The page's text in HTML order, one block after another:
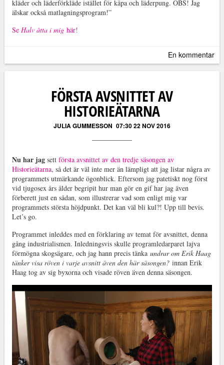
kläder och läderförkläde istället för kåpa och läderpung. OBS! Jag
älskar också matlagningsprogram!”
SeHalv åtta i mighär!
En kommentar
FÖRSTA AVSNITTET AV
HISTORIEÄTARNA
JULIA GUMMESSON 07:30 22 NOV 2016
Nu har jagsett första avsnittet av den tredje säsongen av
Historieätarna, så det är väl inte mer än lämpligt att jag listar några av
programmets utmärkande ögonblick. Eftersom jag patetiskt nog först
vid tjugosex års ålder begripit hur man gör en gif har jag även
förberett just en sådan, som illustrerar vad som enligt mig var
programmets största höjdpunkt. Det kan väl bli kul?! Upp till bevis.
Let’s go.
Programmet inleddes med en förklaring av temat för avsnittet, denna
gång industrialismen. Inledningsvis skulle programledarparet lajva
förmögna skogsägare, och jag hann precis tänka undrar om Erik Haag
tänker visa röven i varje avsnitt även den här säsongen? innan Erik
Haag tog av sig byxorna och visade röven även denna säsongen.